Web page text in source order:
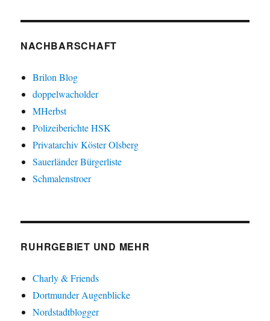
NACHBARSCHAFT
Brilon Blog
doppelwacholder
MHerbst
Polizeiberichte HSK
Privatarchiv Köster Olsberg
Sauerländer Bürgerliste
Schmalenstroer
RUHRGEBIET UND MEHR
Charly & Friends
Dortmunder Augenblicke
Nordstadtblogger